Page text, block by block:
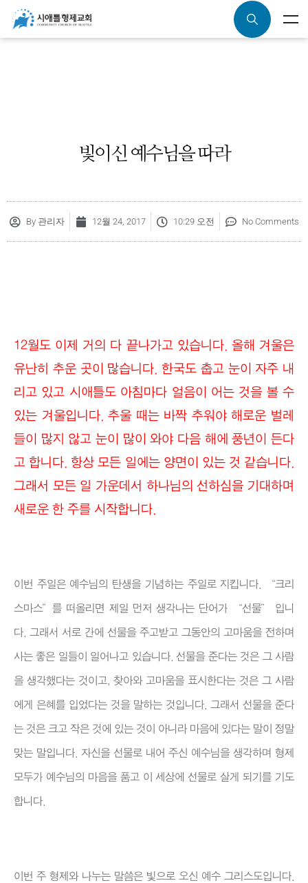
빛이신 예수님을 따라
By관리자 12월 24, 2017 10:29 오전 No Comments
12월도 이제 거의 다 끝나가고 있습니다. 올해 겨울은
유난히 추운 곳이 많습니다. 한국도 춥고 눈이 자주 내
리고 있고 시애틀도 아침마다 얼음이 어는 것을 볼 수
있는 겨울입니다. 추울 때는 바짝 추워야 해로운 벌레
들이 많지 않고 눈이 많이 와야 다음 해에 풍년이 든다
고 합니다. 항상 모든 일에는 양면이 있는 것 같습니다.
그래서 모든 일 가운데서 하나님의 선하심을 기대하며
새로운 한 주를 시작합니다.
이번 주일은 예수님의 탄생을 기념하는 주일로 지킵니다. “크리
스마스”를 떠올리면 제일 먼저 생각나는 단어가 “선물” 입니
다. 그래서 서로 간에 선물을 주고받고 그동안의 고마움을 전하며
사는 좋은 일들이 일어나고 있습니다. 선물을 준다는 것은 그 사람
을 생각했다는 것이고, 찾아와 고마움을 표시한다는 것은 그 사람
에게 은혜를 입었다는 것을 말하는 것입니다. 그래서 선물을 준다
는 것은 크고 작은 것에 있는 것이 아니라 마음에 있다는 말이 정말
맞는 말입니다. 자신을 선물로 내어 주신 예수님을 생각하며 형제
모두가 예수님의 마음을 품고 이 세상에 선물로 살게 되기를 기도
합니다.
이번 주 형제와 나누는 말씀은 빛으로 오신 예수 그리스도입니다.